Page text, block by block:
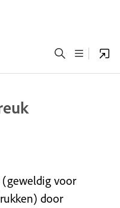
voor
door